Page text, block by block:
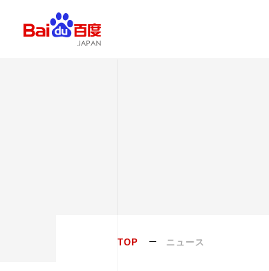
TOP ニュース